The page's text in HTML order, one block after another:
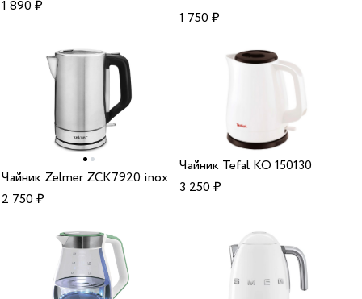
1 890₽
1 750₽
Чайник Zelmer ZCK7920 inox
2 750₽
Чайник Tefal KO 150130
3 250₽